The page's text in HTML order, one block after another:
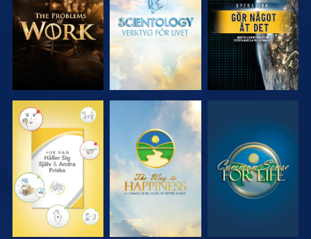
SERIEN
SERIEN
TITTA TITTA TITTA